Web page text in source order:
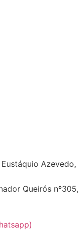
Azevedo,
Queirós nº305,